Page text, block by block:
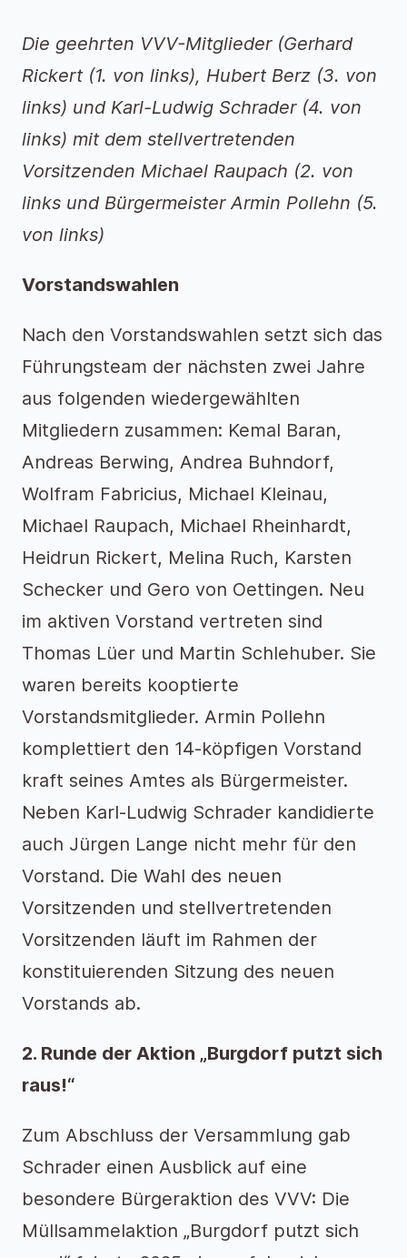
Die geehrten VVV-Mitglieder (Gerhard
Rickert (1. von links), Hubert Berz (3. von
links) und Karl-Ludwig Schrader (4. von
links) mit dem stellvertretenden
Vorsitzenden Michael Raupach (2. von
links und Bürgermeister Armin Pollehn (5.
von links)
Vorstandswahlen
Nach den Vorstandswahlen setzt sich das
Führungsteam der nächsten zwei Jahre
aus folgenden wiedergewählten
Mitgliedern zusammen: Kemal Baran,
Andreas Berwing, Andrea Buhndorf,
Wolfram Fabricius, Michael Kleinau,
Michael Raupach, Michael Rheinhardt,
Heidrun Rickert, Melina Ruch, Karsten
Schecker und Gero von Oettingen. Neu
im aktiven Vorstand vertreten sind
Thomas Lüer und Martin Schlehuber. Sie
waren bereits kooptierte
Vorstandsmitglieder. Armin Pollehn
komplettiert den 14-köpfigen Vorstand
kraft seines Amtes als Bürgermeister.
Neben Karl-Ludwig Schrader kandidierte
auch Jürgen Lange nicht mehr für den
Vorstand. Die Wahl des neuen
Vorsitzenden und stellvertretenden
Vorsitzenden läuft im Rahmen der
konstituierenden Sitzung des neuen
Vorstands ab.
2. Runde der Aktion „Burgdorf putzt sich
raus!“
Zum Abschluss der Versammlung gab
Schrader einen Ausblick auf eine
besondere Bürgeraktion des VVV: Die
Müllsammelaktion „Burgdorf putzt sich